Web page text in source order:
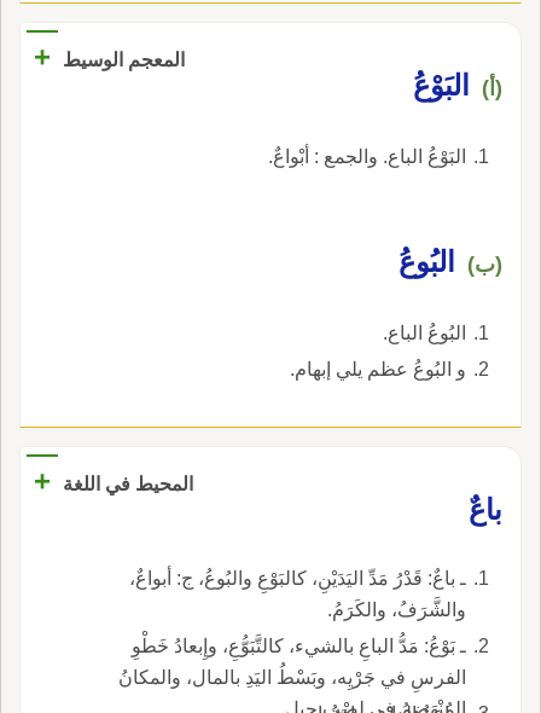
المعجم الوسيط +
(أ) البَوْعُ
البَوْعُ الباع. والجمع : أبْواعٌ.
(ب) البُوعُ
البُوعُ الباع.
و البُوعُ عظم يلي إبهام.
المحيط في اللغة
+
باعٌ
ـ باعٌ: قَدْرُ مَدِّ اليَدَيْنِ، كالبَوْعِ والبُوعُ، ج: أبواعٌ،
والشَّرَفُ، والكَرَمُ.
ـ بَوْعُ: مَدُّ الباعِ بالشيء، كالتَّبَوُّعِ، وإِبعادُ خَطْوِ
الفرسِ في جَرْيِه، وبَسْطُ اليَدِ بالمال، والمكانُ
المُنْهَضِمُ في لِصْبِ جبلٍ.